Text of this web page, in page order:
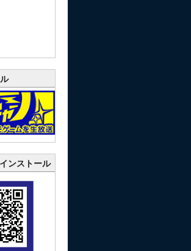
ンストール